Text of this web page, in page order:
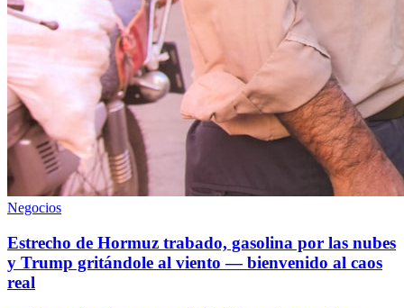
Negocios
Estrecho de Hormuz trabado, gasolina por las nubes
y Trump gritándole al viento — bienvenido al caos
real